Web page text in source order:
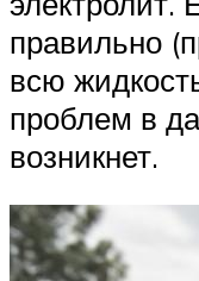
правильно
всю
проблем в
возникнет.